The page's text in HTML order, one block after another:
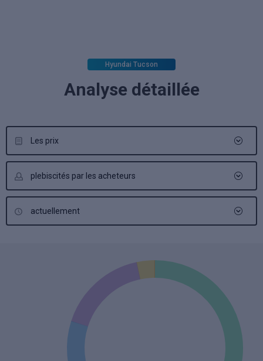
Hyundai Tucson
Analyse détaillée
Les prix
plebiscités par les acheteurs
actuellement